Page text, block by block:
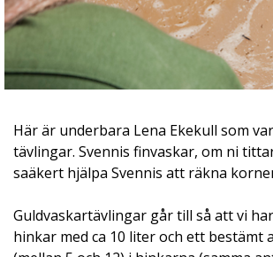
Här är underbara Lena Ekekull som
tävlingar. Svennis finvaskar, om ni
saäkert hjälpa Svennis att räkna
Guldvaskartävlingar går till så att vi
hinkar med ca 10 liter och ett bestämt